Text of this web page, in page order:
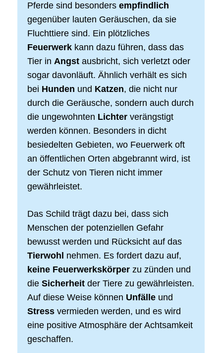
Pferde sind besonders empfindlich
gegenüber lauten Geräuschen, da sie
Fluchttiere sind. Ein plötzliches
Feuerwerk kann dazu führen, dass das
Tier in Angst ausbricht, sich verletzt oder
sogar davonläuft. Ähnlich verhält es sich
bei Hunden und Katzen, die nicht nur
durch die Geräusche, sondern auch durch
die ungewohnten Lichter verängstigt
werden können. Besonders in dicht
besiedelten Gebieten, wo Feuerwerk oft
an öffentlichen Orten abgebrannt wird, ist
der Schutz von Tieren nicht immer
gewährleistet.
Das Schild trägt dazu bei, dass sich
Menschen der potenziellen Gefahr
bewusst werden und Rücksicht auf das
Tierwohl nehmen. Es fordert dazu auf,
keine Feuerwerkskörper zu zünden und
die Sicherheit der Tiere zu gewährleisten.
Auf diese Weise können Unfälle und
Stress vermieden werden, und es wird
eine positive Atmosphäre der Achtsamkeit
geschaffen.